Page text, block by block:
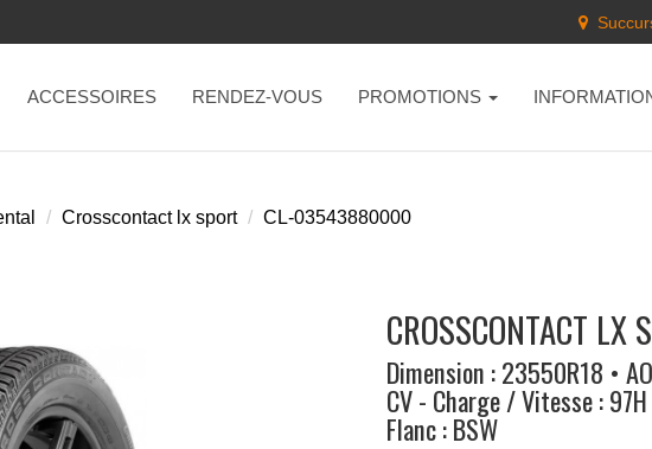
ACCESSOIRES RENDEZ-VOUS PROMOTIONS
Crosscontact lx sport CL-03543880000
CROSSCONTACT LX
Dimension : 23550R18 • AO
CV - Charge / Vitesse : 97H
Flanc : BSW